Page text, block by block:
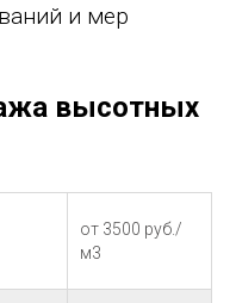
и мер
высотных
от 3500 руб./
м3